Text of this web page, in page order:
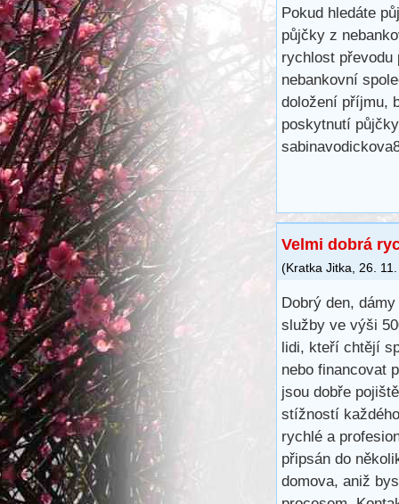
Pokud hledáte
půjčky z
rychlost
nebankovní
doložení příjmu,
poskytnutí
Velmi dobrá
(Kratka Jitka 26.
Dobrý den,
služby ve výši
lidi, kteří chtějí
nebo financovat
jsou dobře
stížností
rychlé a
připsán do
domova, aniž